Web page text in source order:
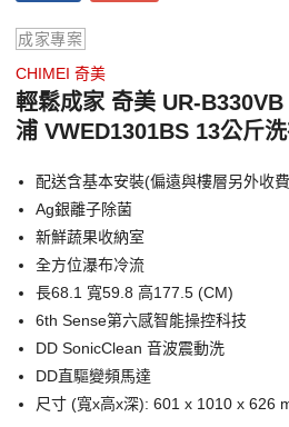
成家專案
CHIMEI 奇美
輕鬆成家 奇美 UR-
浦 VWED1301BS 13公斤
配送含基本安裝(偏遠與樓層另外收
Ag銀離子除菌
新鮮蔬果收納室
全方位瀑布冷流
長68.1 寬59.8 高177.5 (CM)
6th Sense第六感智能操控科技
DD SonicClean 音波震動洗
DD直驅變頻馬達
尺寸 (寬x高x深): 601 x 1010 x 626